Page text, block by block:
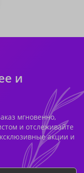
и
мгновенно,
и отслеживайте
акции и